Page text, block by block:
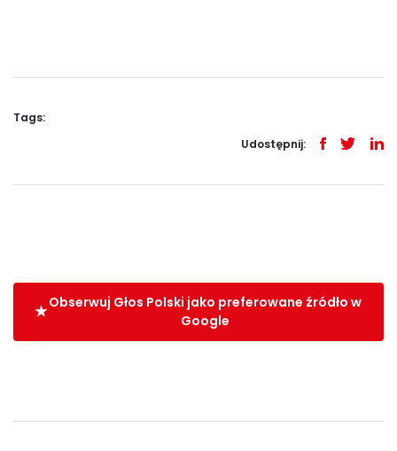
Tags:
Udostępnij:
Obserwuj Głos Polski jako preferowane źródło w
Google